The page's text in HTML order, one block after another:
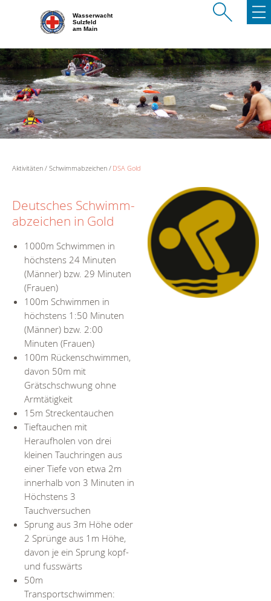
Wasserwacht
Sulzfeld
am Main
Aktivitäten Schwimmabzeichen DSA Gold
Deutsches Schwimm-
abzeichen in Gold
1000m Schwimmen in
höchstens 24 Minuten
(Männer) bzw. 29 Minuten
(Frauen)
100m Schwimmen in
höchstens 1:50 Minuten
(Männer) bzw. 2:00
Minuten (Frauen)
100m Rückenschwimmen,
davon 50m mit
Grätschschwung ohne
Armtätigkeit
15m Streckentauchen
Tieftauchen mit
Heraufholen von drei
kleinen Tauchringen aus
einer Tiefe von etwa 2m
innerhalb von 3 Minuten in
Höchstens 3
Tauchversuchen
Sprung aus 3m Höhe oder
2 Sprünge aus 1m Höhe,
davon je ein Sprung kopf-
und fusswärts
50m
Transportschwimmen: